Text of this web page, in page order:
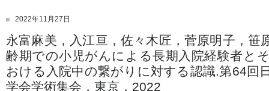
2022年11月27日
永富麻美，入江亘，佐々木匠，菅原明子，笹
齢期での小児がんによる長期入院経験者と
おける入院中の繋がりに対する認識.第64回
学会学術集会，東京，2022